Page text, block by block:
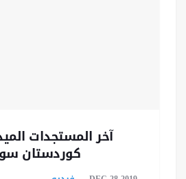
آخر المستجدات
كوردستان